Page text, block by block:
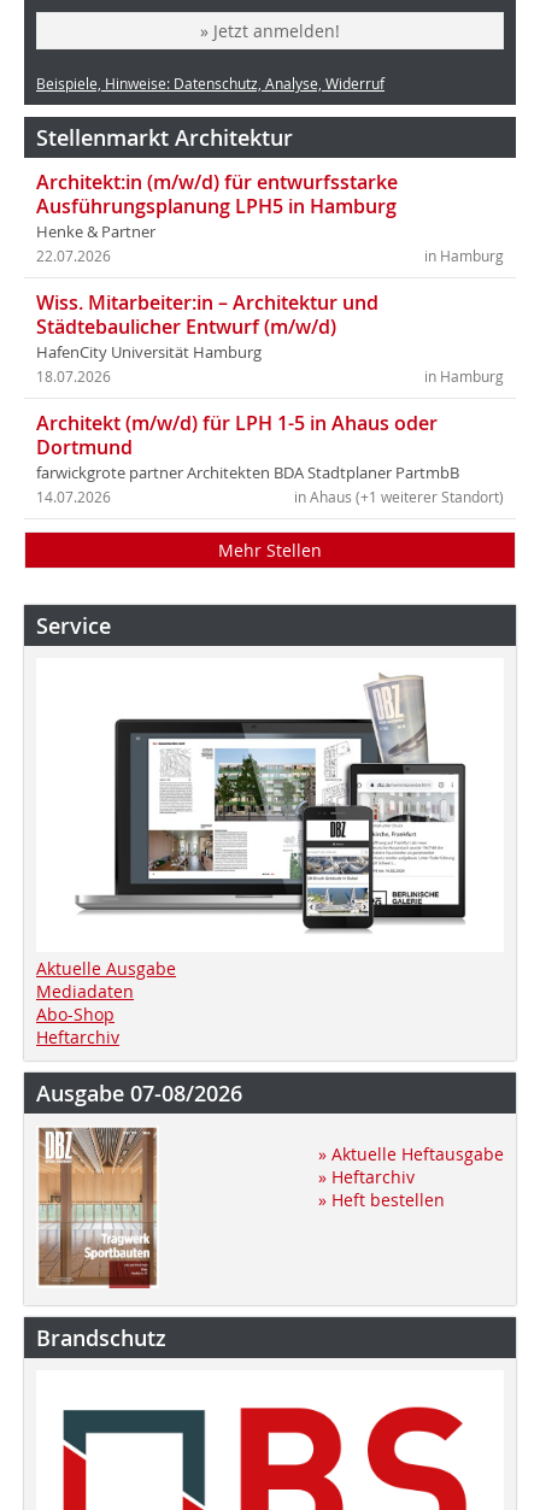
» Jetzt anmelden!
Beispiele, Hinweise: Datenschutz, Analyse, Widerruf
Stellenmarkt Architektur
Architekt:in (m/w/d) für entwurfsstarke
Ausführungsplanung LPH5 in Hamburg
Henke & Partner
in Hamburg
22.07.2026
Wiss. Mitarbeiter:in – Architektur und
Städtebaulicher Entwurf (m/w/d)
HafenCity Universität Hamburg
in Hamburg
18.07.2026
Architekt (m/w/d) für LPH 1-5 in Ahaus oder
Dortmund
farwickgrote partner Architekten BDA Stadtplaner PartmbB
in Ahaus (+1 weiterer Standort)
14.07.2026
Mehr Stellen
Service
Aktuelle Ausgabe
Mediadaten
Abo-Shop
Heftarchiv
Ausgabe 07-08/2026
» Aktuelle Heftausgabe
» Heftarchiv
» Heft bestellen
Brandschutz